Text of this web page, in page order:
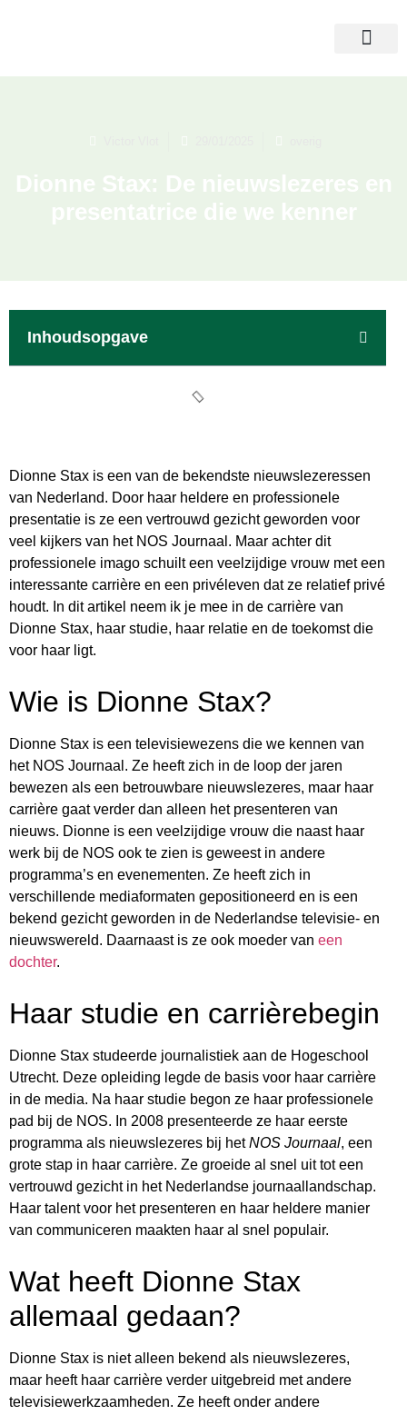
Inhoudsopgave
Dionne Stax is een van de bekendste nieuwslezeressen
van Nederland. Door haar heldere en professionele
presentatie is ze een vertrouwd gezicht geworden voor
veel kijkers van het NOS Journaal. Maar achter dit
professionele imago schuilt een veelzijdige vrouw met een
interessante carrière en een privéleven dat ze relatief privé
houdt. In dit artikel neem ik je mee in de carrière van
Dionne Stax, haar studie, haar relatie en de toekomst die
voor haar ligt.
Wie is Dionne Stax?
Dionne Stax is een televisiewezens die we kennen van
het NOS Journaal. Ze heeft zich in de loop der jaren
bewezen als een betrouwbare nieuwslezeres, maar haar
carrière gaat verder dan alleen het presenteren van
nieuws. Dionne is een veelzijdige vrouw die naast haar
werk bij de NOS ook te zien is geweest in andere
programma’s en evenementen. Ze heeft zich in
verschillende mediaformaten gepositioneerd en is een
bekend gezicht geworden in de Nederlandse televisie- en
nieuwswereld. Daarnaast is ze ook moeder van een
dochter.
Haar studie en carrièrebegin
Dionne Stax studeerde journalistiek aan de Hogeschool
Utrecht. Deze opleiding legde de basis voor haar carrière
in de media. Na haar studie begon ze haar professionele
pad bij de NOS. In 2008 presenteerde ze haar eerste
programma als nieuwslezeres bij hetNOS Journaal, een
grote stap in haar carrière. Ze groeide al snel uit tot een
vertrouwd gezicht in het Nederlandse journaallandschap.
Haar talent voor het presenteren en haar heldere manier
van communiceren maakten haar al snel populair.
Wat heeft Dionne Stax
allemaal gedaan?
Dionne Stax is niet alleen bekend als nieuwslezeres,
maar heeft haar carrière verder uitgebreid met andere
televisiewerkzaamheden. Ze heeft onder andere